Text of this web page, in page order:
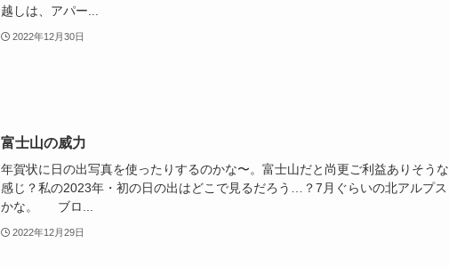
越しは、アパー...
2022年12月30日
富士山の威力
年賀状に日の出写真を使ったりするのかな〜。富士山だと尚更ご利益ありそうな
感じ？私の2023年・初の日の出はどこで見るだろう…？7月ぐらいの北アルプス
かな。 ブロ...
2022年12月29日